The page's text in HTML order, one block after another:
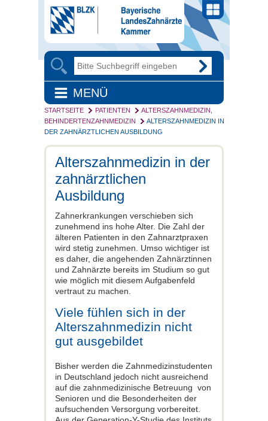
MENÜ
STARTSEITE PATIENTEN
ALTERSZAHNMEDIZIN,
BEHINDERTENZAHNMEDIZIN
ALTERSZAHNMEDIZIN IN
DER ZAHNÄRZTLICHEN AUSBILDUNG
Alterszahnmedizin in der
zahnärztlichen
Ausbildung
Zahnerkrankungen verschieben sich
zunehmend ins hohe Alter. Die Zahl der
älteren Patienten in den Zahnarztpraxen
wird stetig zunehmen. Umso wichtiger ist
es daher, die angehenden Zahnärztinnen
und Zahnärzte bereits im Studium so gut
wie möglich mit diesem Aufgabenfeld
vertraut zu machen.
Viele fühlen sich in der
Alterszahnmedizin nicht
gut ausgebildet
Bisher werden die Zahnmedizinstudenten
in Deutschland jedoch nicht ausreichend
auf die zahnmedizinische Betreuung von
Senioren und die Besonderheiten der
aufsuchenden Versorgung vorbereitet.